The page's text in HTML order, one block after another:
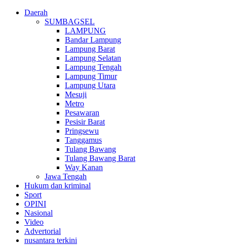
Daerah
SUMBAGSEL
LAMPUNG
Bandar Lampung
Lampung Barat
Lampung Selatan
Lampung Tengah
Lampung Timur
Lampung Utara
Mesuji
Metro
Pesawaran
Pesisir Barat
Pringsewu
Tanggamus
Tulang Bawang
Tulang Bawang Barat
Way Kanan
Jawa Tengah
Hukum dan kriminal
Sport
OPINI
Nasional
Video
Advertorial
nusantara terkini